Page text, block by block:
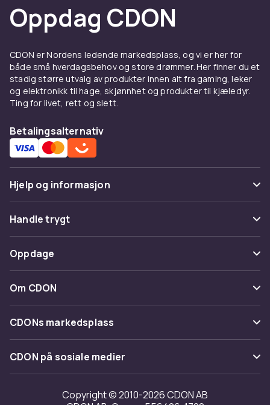
Oppdag CDON
CDON er Nordens ledende markedsplass, og vi er her for
både små hverdagsbehov og store drømmer. Her finner du et
stadig større utvalg av produkter innen alt fra gaming, leker
og elektronikk til hage, skjønnhet og produkter til kjæledyr.
Ting for livet, rett og slett.
Betalingsalternativ
Hjelp og informasjon
Vanlige spørsmål
Spor pakke
Angre & returner her
Kontakt oss
Handle trygt
Betaling
Levering
Tilbakekallinger
Oppdage
Kategorier
Varemerker
Om CDON
Om oss
Kundeanmeldelser
Jobbe på CDON
Investor relations
CDONs markedsplass
Merchant Help Center
CDON på sosiale medier
Copyright © 2010-2026 CDON AB